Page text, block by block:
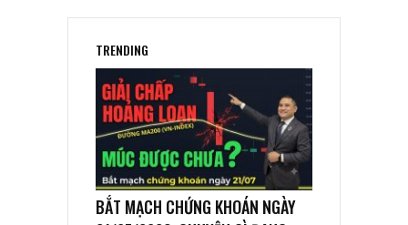
TRENDING
BẮT MẠCH CHỨNG KHOÁN NGÀY